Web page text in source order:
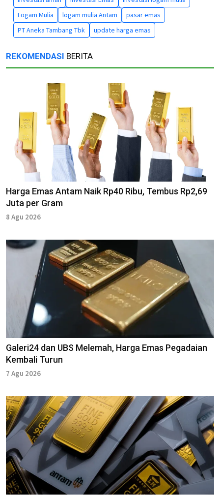
Logam Mulia
logam mulia Antam
pasar emas
PT Aneka Tambang Tbk
update harga emas
REKOMENDASI BERITA
Harga Emas Antam Naik Rp40 Ribu, Tembus Rp2,69
Juta per Gram
8 Agu 2026
Galeri24 dan UBS Melemah, Harga Emas Pegadaian
Kembali Turun
7 Agu 2026